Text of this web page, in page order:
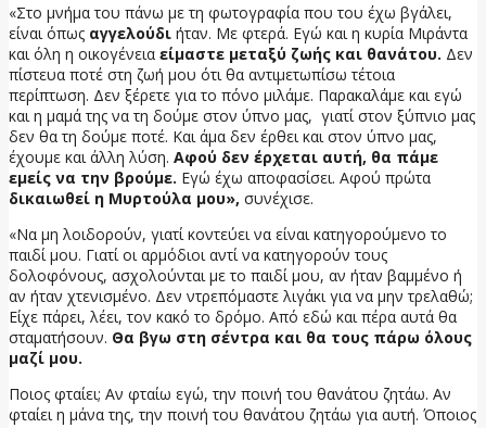
«Στο μνήμα του πάνω με τη φωτογραφία που του έχω βγάλει,
είναι όπως αγγελούδι ήταν. Με φτερά. Εγώ και η κυρία Μιράντα
και όλη η οικογένεια είμαστε μεταξύ ζωής και θανάτου. Δεν
πίστευα ποτέ στη ζωή μου ότι θα αντιμετωπίσω τέτοια
περίπτωση. Δεν ξέρετε για το πόνο μιλάμε. Παρακαλάμε και εγώ
και η μαμά της να τη δούμε στον ύπνο μας, γιατί στον ξύπνιο μας
δεν θα τη δούμε ποτέ. Και άμα δεν έρθει και στον ύπνο μας,
έχουμε και άλλη λύση. Αφού δεν έρχεται αυτή, θα πάμε
εμείς να την βρούμε. Εγώ έχω αποφασίσει. Αφού πρώτα
δικαιωθεί η Μυρτούλα μου», συνέχισε.
«Να μη λοιδορούν, γιατί κοντεύει να είναι κατηγορούμενο το
παιδί μου. Γιατί οι αρμόδιοι αντί να κατηγορούν τους
δολοφόνους, ασχολούνται με το παιδί μου, αν ήταν βαμμένο ή
αν ήταν χτενισμένο. Δεν ντρεπόμαστε λιγάκι για να μην τρελαθώ;
Είχε πάρει, λέει, τον κακό το δρόμο. Από εδώ και πέρα αυτά θα
σταματήσουν. Θα βγω στη σέντρα και θα τους πάρω όλους
μαζί μου.
Ποιος φταίει; Αν φταίω εγώ, την ποινή του θανάτου ζητάω. Αν
φταίει η μάνα της, την ποινή του θανάτου ζητάω για αυτή. Όποιος